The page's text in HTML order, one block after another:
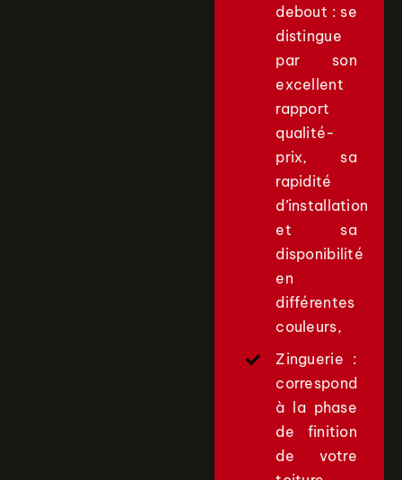
debout : se
distingue
par son
excellent
rapport
qualité-
prix, sa
rapidité
d’installation
et sa
disponibilité
en
différentes
couleurs,
Zinguerie :
correspond
à la phase
de finition
de votre